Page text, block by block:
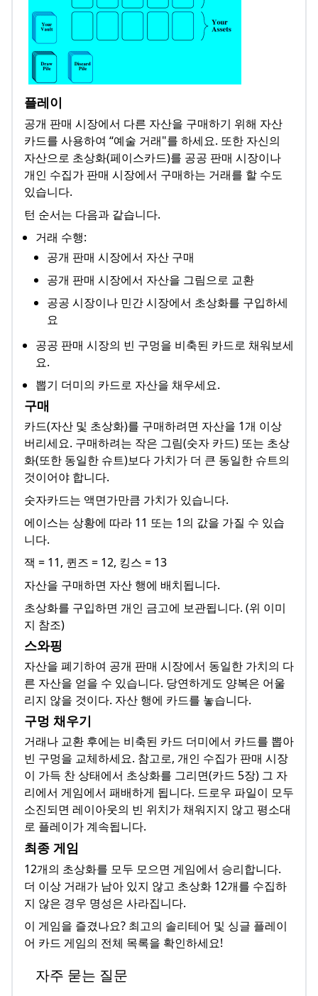
플레이
공개 판매 시장에서 다른 자산을 구매하기 위해 자산
카드를 사용하여 “예술 거래"를 하세요. 또한 자신의
자산으로 초상화(페이스카드)를 공공 판매 시장이나
개인 수집가 판매 시장에서 구매하는 거래를 할 수도
있습니다.
턴 순서는 다음과 같습니다.
거래 수행:
공개 판매 시장에서 자산 구매
공개 판매 시장에서 자산을 그림으로 교환
공공 시장이나 민간 시장에서 초상화를 구입하세
요
공공 판매 시장의 빈 구멍을 비축된 카드로 채워보세
요.
뽑기 더미의 카드로 자산을 채우세요.
구매
카드(자산 및 초상화)를 구매하려면 자산을 1개 이상
버리세요. 구매하려는 작은 그림(숫자 카드) 또는 초상
화(또한 동일한 슈트)보다 가치가 더 큰 동일한 슈트의
것이어야 합니다.
숫자카드는 액면가만큼 가치가 있습니다.
에이스는 상황에 따라 11 또는 1의 값을 가질 수 있습
니다.
잭 = 11, 퀸즈 = 12, 킹스 = 13
자산을 구매하면 자산 행에 배치됩니다.
초상화를 구입하면 개인 금고에 보관됩니다. (위 이미
지 참조)
스와핑
자산을 폐기하여 공개 판매 시장에서 동일한 가치의 다
른 자산을 얻을 수 있습니다. 당연하게도 양복은 어울
리지 않을 것이다. 자산 행에 카드를 놓습니다.
구멍 채우기
거래나 교환 후에는 비축된 카드 더미에서 카드를 뽑아
빈 구멍을 교체하세요. 참고로, 개인 수집가 판매 시장
이 가득 찬 상태에서 초상화를 그리면(카드 5장) 그 자
리에서 게임에서 패배하게 됩니다. 드로우 파일이 모두
소진되면 레이아웃의 빈 위치가 채워지지 않고 평소대
로 플레이가 계속됩니다.
최종 게임
12개의 초상화를 모두 모으면 게임에서 승리합니다.
더 이상 거래가 남아 있지 않고 초상화 12개를 수집하
지 않은 경우 명성은 사라집니다.
이 게임을 즐겼나요? 최고의 솔리테어 및 싱글 플레이
어 카드 게임의 전체 목록을 확인하세요!
자주 묻는 질문